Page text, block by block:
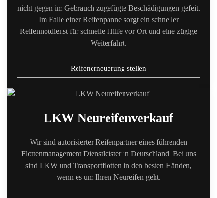
nicht gegen im Gebrauch zugefügte Beschädigungen gefeit.
Im Falle einer Reifenpanne sorgt ein schneller
Reifennotdienst für schnelle Hilfe vor Ort und eine zügige
Weiterfahrt.
Reifenerneuerung stellen
LKW Neureifenverkauf
Wir sind autorisierter Reifenpartner eines führenden
Flottenmanagement Dienstleister in Deutschland. Bei uns
sind LKW und Transportflotten in den besten Händen,
wenn es um Ihren Neureifen geht.